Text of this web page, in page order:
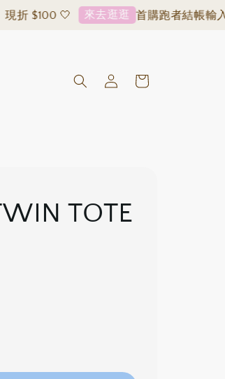
$100 🤍 來去逛逛 首購跑者結帳輸入「
TOTE